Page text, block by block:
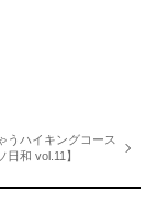
うハイキングコース
和 vol.11】